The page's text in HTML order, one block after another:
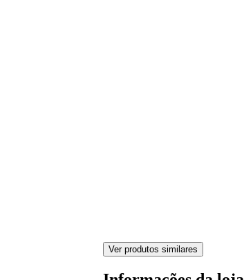
Ver produtos similares